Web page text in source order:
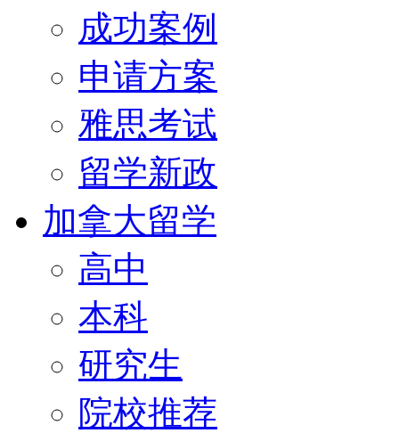
成功案例
申请方案
雅思考试
留学新政
加拿大留学
高中
本科
研究生
院校推荐